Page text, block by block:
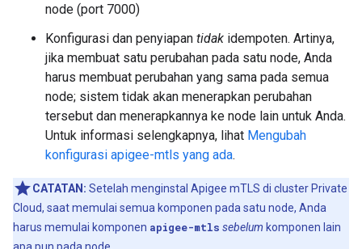
node (port 7000)
Konfigurasi dan penyiapan tidak idempoten. Artinya,
jika membuat satu perubahan pada satu node, Anda
harus membuat perubahan yang sama pada semua
node; sistem tidak akan menerapkan perubahan
tersebut dan menerapkannya ke node lain untuk Anda.
Untuk informasi selengkapnya, lihat Mengubah
konfigurasi apigee-mtls yang ada.
CATATAN: Setelah menginstal Apigee mTLS di cluster Private
Cloud, saat memulai semua komponen pada satu node, Anda
harus memulai komponen apigee-mtls sebelum komponen lain
apa pun pada node.